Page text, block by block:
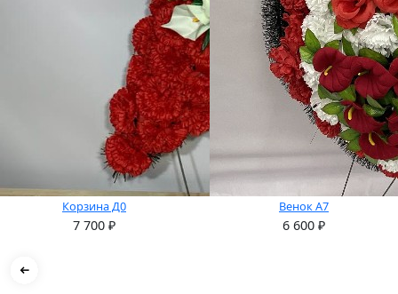
Корзина Д0
7 700 ₽
Венок А7
6 600 ₽